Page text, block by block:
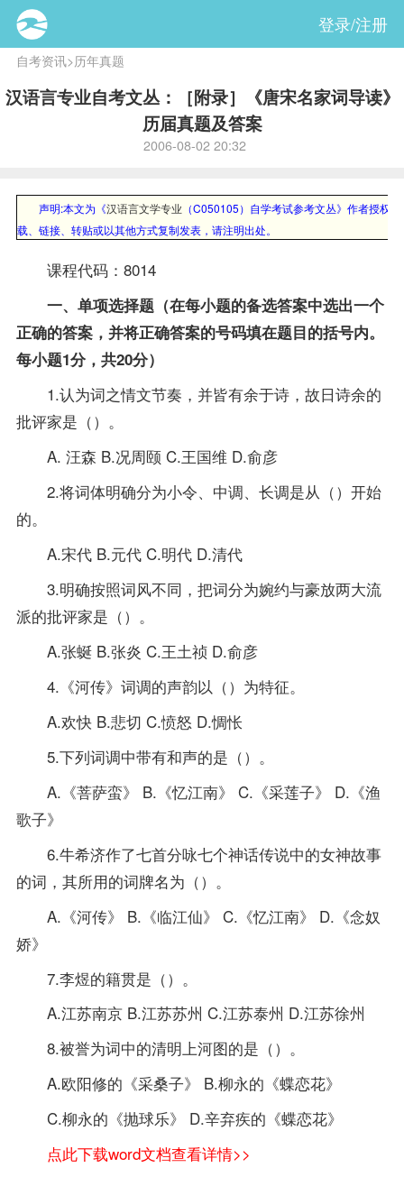
登录/注册
自考资讯>历年真题
汉语言专业自考文丛：［附录］《唐宋名家词导读》
历届真题及答案
2006-08-02 20:32
声明:本文为《汉语言文学专业 （C050105）自学考试参考文丛》作者授权
载、链接、转贴或以其他方式复制发表，请注明出处。
课程代码：8014
一、单项选择题（在每小题的备选答案中选出一个
正确的答案，并将正确答案的号码填在题目的括号内。
每小题1分，共20分）
1.认为词之情文节奏，并皆有余于诗，故日诗余的
批评家是（）。
A. 汪森 B.况周颐 C.王国维 D.俞彦
2.将词体明确分为小令、中调、长调是从（）开始
的。
A.宋代 B.元代 C.明代 D.清代
3.明确按照词风不同，把词分为婉约与豪放两大流
派的批评家是（）。
A.张蜒 B.张炎 C.王土祯 D.俞彦
4.《河传》词调的声韵以（）为特征。
A.欢快 B.悲切 C.愤怒 D.惆怅
5.下列词调中带有和声的是（）。
A.《菩萨蛮》 B.《忆江南》 C.《采莲子》 D.《渔
歌子》
6.牛希济作了七首分咏七个神话传说中的女神故事
的词，其所用的词牌名为（）。
A.《河传》 B.《临江仙》 C.《忆江南》 D.《念奴
娇》
7.李煜的籍贯是（）。
A.江苏南京 B.江苏苏州 C.江苏泰州 D.江苏徐州
8.被誉为词中的清明上河图的是（）。
A.欧阳修的《采桑子》 B.柳永的《蝶恋花》
C.柳永的《抛球乐》 D.辛弃疾的《蝶恋花》
点此下载word文档查看详情>>